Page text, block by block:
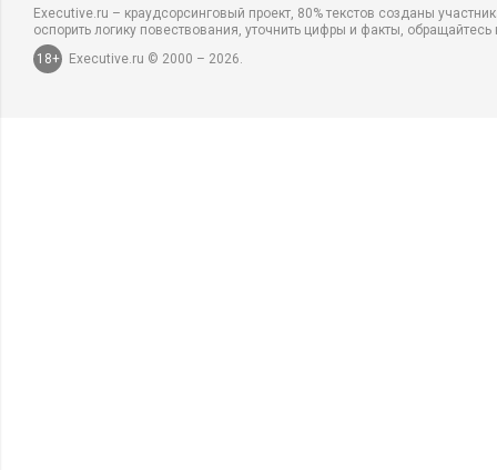
Executive.ru – краудсорсинговый проект, 80% текстов созданы
оспорить логику повествования, уточнить цифры и факты,
18+
Executive.ru © 2000 – 2026.